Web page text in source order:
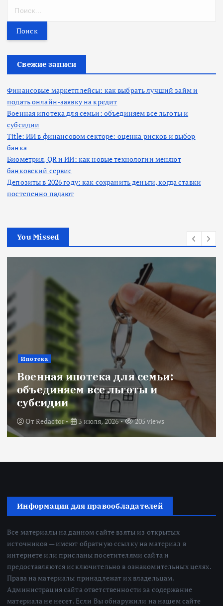
т
Свежие записи
Финансовые маркетплейсы: как выбрать лучший займ и
подать онлайн-заявку на кредит
Военная ипотека для семьи: объединяем все льготы и
субсидии
Title: ИИ в финансовом секторе: оценка рисков и выбор
банка
Биометрия, QR и ИИ: как новые технологии меняют
банковский сервис
Депозиты в 2026 году: как сохранить деньги, когда ставки
постепенно падают
You Missed
Новости
Title: ИИ в финансовом секторе:
оценка рисков и выбор банка
ОтRedactor 18 июня, 2026 224 views
Информация для правообладателей
Все материалы на данном сайте взяты из открытых
источников — имеют обратную ссылку на материал в
интернете или присланы посетителями сайта и
предоставляются исключительно в ознакомительных целях.
Права на материалы принадлежат их владельцам.
Администрация сайта ответственности за содержание
материала не несет. Если Вы обнаружили на нашем сайте